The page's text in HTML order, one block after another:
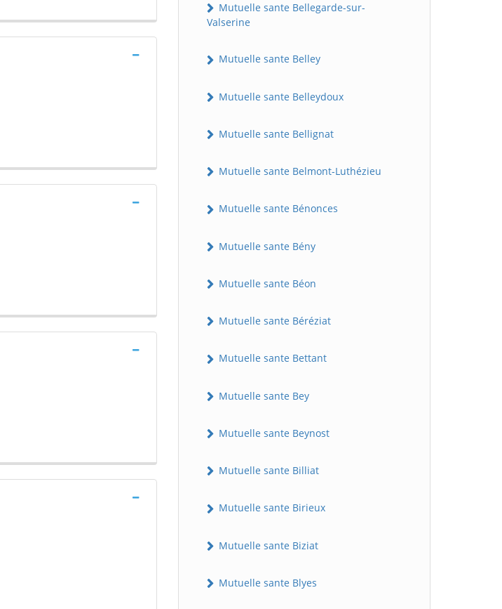
Mutuelle sante Bellegarde-sur-
Valserine
Mutuelle sante Belley
Mutuelle sante Belleydoux
Mutuelle sante Bellignat
Mutuelle sante Belmont-Luthézieu
Mutuelle sante Bénonces
Mutuelle sante Bény
Mutuelle sante Béon
Mutuelle sante Béréziat
Mutuelle sante Bettant
Mutuelle sante Bey
Mutuelle sante Beynost
Mutuelle sante Billiat
Mutuelle sante Birieux
Mutuelle sante Biziat
Mutuelle sante Blyes